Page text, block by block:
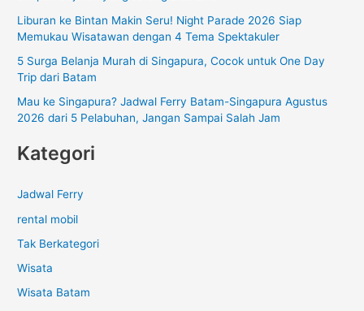
Liburan ke Bintan Makin Seru! Night Parade 2026 Siap
Memukau Wisatawan dengan 4 Tema Spektakuler
5 Surga Belanja Murah di Singapura, Cocok untuk One Day
Trip dari Batam
Mau ke Singapura? Jadwal Ferry Batam-Singapura Agustus
2026 dari 5 Pelabuhan, Jangan Sampai Salah Jam
Kategori
Jadwal Ferry
rental mobil
Tak Berkategori
Wisata
Wisata Batam